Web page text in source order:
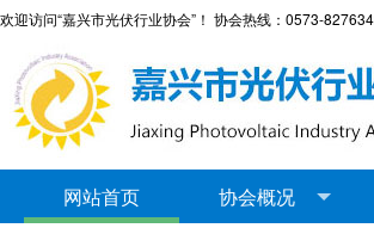
欢迎访问“嘉兴市光伏行业协会”！ 协会热线：0573-
网站首页 协会概况